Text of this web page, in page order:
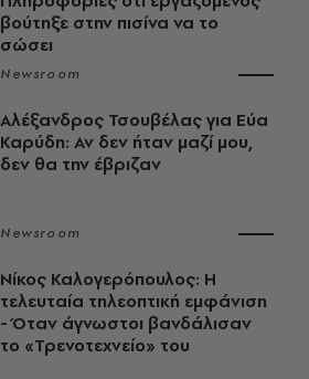
βούτηξε στην πισίνα να το
σώσει
Newsroom
Αλέξανδρος Τσουβέλας για Εύα
Καρύδη: Αν δεν ήταν μαζί μου,
δεν θα την έβριζαν
Newsroom
Νίκος Καλογερόπουλος: Η
τελευταία τηλεοπτική εμφάνιση
- Όταν άγνωστοι βανδάλισαν
το «Τρενοτεχνείο» του